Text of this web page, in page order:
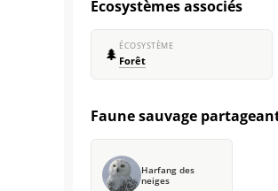
Écosystèmes associés
🌲 ÉCOSYSTÈME
Forêt
Faune sauvage
Harfang des
neiges